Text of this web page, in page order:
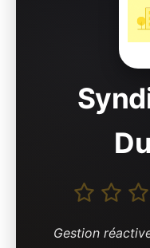
Gestion